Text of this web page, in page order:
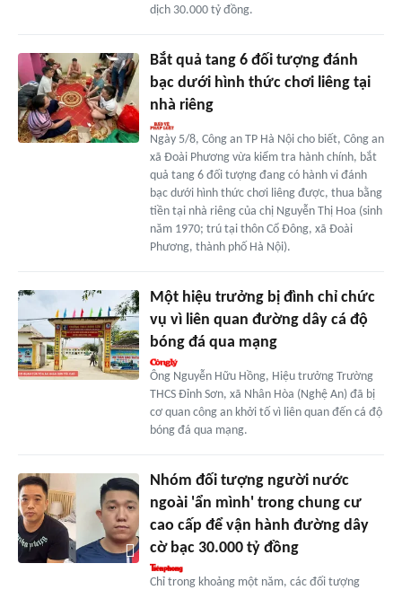
dịch 30.000 tỷ đồng.
Bắt quả tang 6 đối tượng đánh
bạc dưới hình thức chơi liêng tại
nhà riêng
Ngày 5/8, Công an TP Hà Nội cho biết, Công an
xã Đoài Phương vừa kiểm tra hành chính, bắt
quả tang 6 đối tượng đang có hành vi đánh
bạc dưới hình thức chơi liêng được, thua bằng
tiền tại nhà riêng của chị Nguyễn Thị Hoa (sinh
năm 1970; trú tại thôn Cổ Đông, xã Đoài
Phương, thành phố Hà Nội).
Một hiệu trưởng bị đình chỉ chức
vụ vì liên quan đường dây cá độ
bóng đá qua mạng
Ông Nguyễn Hữu Hồng, Hiệu trưởng Trường
THCS Đỉnh Sơn, xã Nhân Hòa (Nghệ An) đã bị
cơ quan công an khởi tố vì liên quan đến cá độ
bóng đá qua mạng.
Nhóm đối tượng người nước
ngoài 'ẩn mình' trong chung cư
cao cấp để vận hành đường dây
cờ bạc 30.000 tỷ đồng
Chỉ trong khoảng một năm, các đối tượng